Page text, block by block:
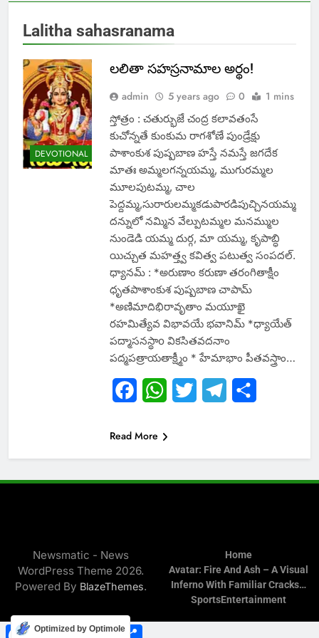
Lalitha sahasranama
DEVOTIONAL
లలితా సహస్రనామాల అర్థం!
admin 5 years ago 0 1 mins
స్తోత్రం : చతుర్భుజే చంద్ర కలావతంసే
కుచోన్నతే కుంకుమ రాగశోణే పుండ్రేక్షు
పాశాంకుశ పుష్పబాణ హస్తే నమస్తే జగదేక
మాతః అమ్మలగన్నయమ్మ, ముగురమ్మల
మూలపుటమ్మ, చాల
పెద్దమ్మ,సురారులమ్మకడుపారడిపుచ్చినయమ్మ
దన్నులో నమ్మిన వేల్పుటమ్మల మనమ్ముల
నుండెడి యమ్మ దుర్గ, మా యమ్మ, కృపాబ్ధి
యిచ్చుత మహత్త్వ కవిత్వ పటుత్వ సంపదల్.
ధ్యానమ్ : *అరుణాం కరుణా తరంగితాక్షీం
ధృతపాశాంకుశ పుష్పబాణ చాపామ్
*అణిమాదిభిరావృతాం మయూఖై
రహమిత్యేవ విభావయే భవానిమ్ *ధ్యాయేత్
పద్మాసనస్థాo వికసితవదనాం
పద్మపత్రాయతాక్ష్మీం * హేమాభాం పీతవస్త్రాం…
FacebookWhatsApp
Twitter Telegram
Read More
Newsmatic - News
WordPress Theme 2026.
Powered By BlazeThemes.
Home
Avatar: Fire And Ash – A Visual
Inferno With Familiar Cracks…
SportsEntertainment
FacebookWhatsApp
TwitterTelegram
Optimized by Optimole